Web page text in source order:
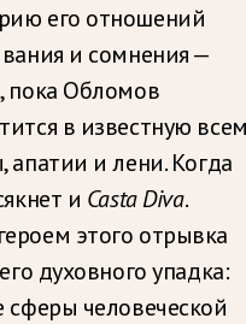
его отношений
и сомнения —
пока Обломов
в известную
и лени. Когда
и Casta Diva.
этого отрывка
духовного упадка:
сферы человеческой